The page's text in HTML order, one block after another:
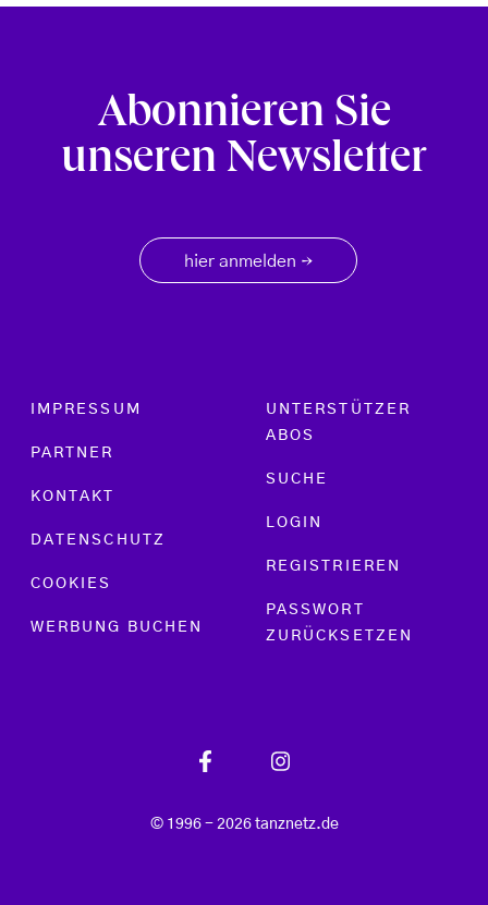
Abonnieren Sie
unseren Newsletter
hier anmelden →
Footer menu
IMPRESSUM
PARTNER
KONTAKT
DATENSCHUTZ
COOKIES
WERBUNG BUCHEN
UNTERSTÜTZER
ABOS
SUCHE
LOGIN
REGISTRIEREN
PASSWORT
ZURÜCKSETZEN
© 1996 - 2026 tanznetz.de